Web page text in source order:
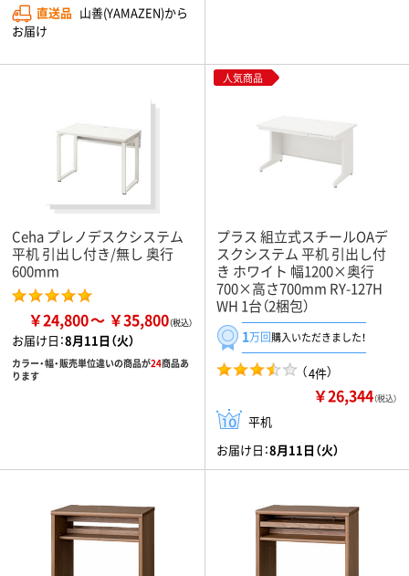
直送品 山善(YAMAZEN)から
お届け
Ceha プレノデスクシステム
平机 引出し付き/無し 奥行
600mm
￥24,800 ￥35,800
お届け日：8月11日（火）
カラー・幅・販売単位違いの商品が24商品あ
ります
人気商品
プラス 組立式スチールOAデ
スクシステム 平机 引出し付
き ホワイト 幅1200×奥行
700×高さ700mm RY-127H
WH 1台（2梱包）
1万回購入いただきました！
（4件）
￥26,344（税込）
平机
お届け日：8月11日（火）